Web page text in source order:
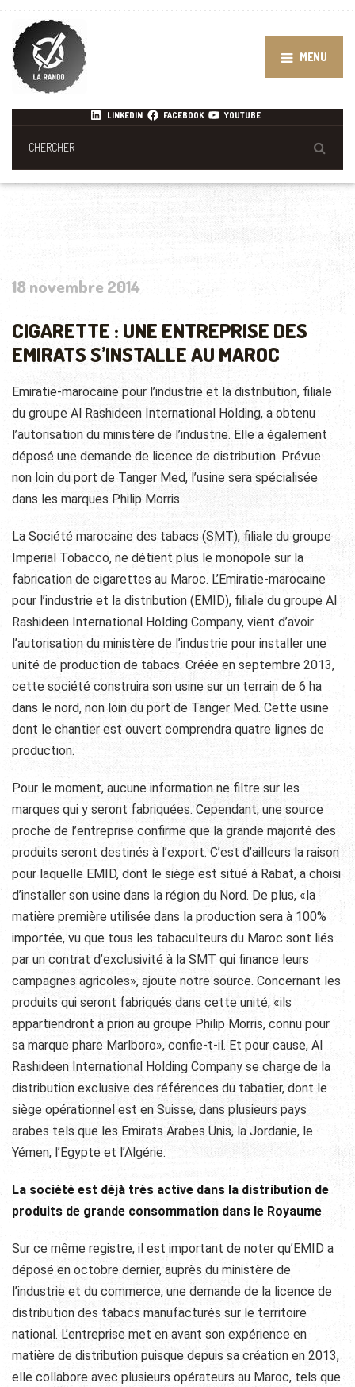
MENU
LINKEDIN FACEBOOK YOUTUBE
18 novembre 2014
CIGARETTE : UNE ENTREPRISE DES
EMIRATS S’INSTALLE AU MAROC
Emiratie-marocaine pour l’industrie et la distribution, filiale
du groupe Al Rashideen International Holding, a obtenu
l’autorisation du ministère de l’industrie. Elle a également
déposé une demande de licence de distribution. Prévue
non loin du port de Tanger Med, l’usine sera spécialisée
dans les marques Philip Morris.
La Société marocaine des tabacs (SMT), filiale du groupe
Imperial Tobacco, ne détient plus le monopole sur la
fabrication de cigarettes au Maroc. L’Emiratie-marocaine
pour l’industrie et la distribution (EMID), filiale du groupe Al
Rashideen International Holding Company, vient d’avoir
l’autorisation du ministère de l’industrie pour installer une
unité de production de tabacs. Créée en septembre 2013,
cette société construira son usine sur un terrain de 6 ha
dans le nord, non loin du port de Tanger Med. Cette usine
dont le chantier est ouvert comprendra quatre lignes de
production.
Pour le moment, aucune information ne filtre sur les
marques qui y seront fabriquées. Cependant, une source
proche de l’entreprise confirme que la grande majorité des
produits seront destinés à l’export. C’est d’ailleurs la raison
pour laquelle EMID, dont le siège est situé à Rabat, a choisi
d’installer son usine dans la région du Nord. De plus, «la
matière première utilisée dans la production sera à 100%
importée, vu que tous les tabaculteurs du Maroc sont liés
par un contrat d’exclusivité à la SMT qui finance leurs
campagnes agricoles», ajoute notre source. Concernant les
produits qui seront fabriqués dans cette unité, «ils
appartiendront a priori au groupe Philip Morris, connu pour
sa marque phare Marlboro», confie-t-il. Et pour cause, Al
Rashideen International Holding Company se charge de la
distribution exclusive des références du tabatier, dont le
siège opérationnel est en Suisse, dans plusieurs pays
arabes tels que les Emirats Arabes Unis, la Jordanie, le
Yémen, l’Egypte et l’Algérie.
La société est déjà très active dans la distribution de
produits de grande consommation dans le Royaume
Sur ce même registre, il est important de noter qu’EMID a
déposé en octobre dernier, auprès du ministère de
l’industrie et du commerce, une demande de la licence de
distribution des tabacs manufacturés sur le territoire
national. L’entreprise met en avant son expérience en
matière de distribution puisque depuis sa création en 2013,
elle collabore avec plusieurs opérateurs au Maroc, tels que